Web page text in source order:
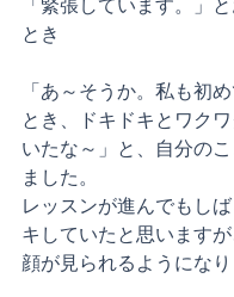
「緊張しています。」
とき
「あ～そうか。私も初
とき、ドキドキとワク
いたな～」と、自分の
ました。
レッスンが進んでもし
キしていたと思います
顔が見られるようになり